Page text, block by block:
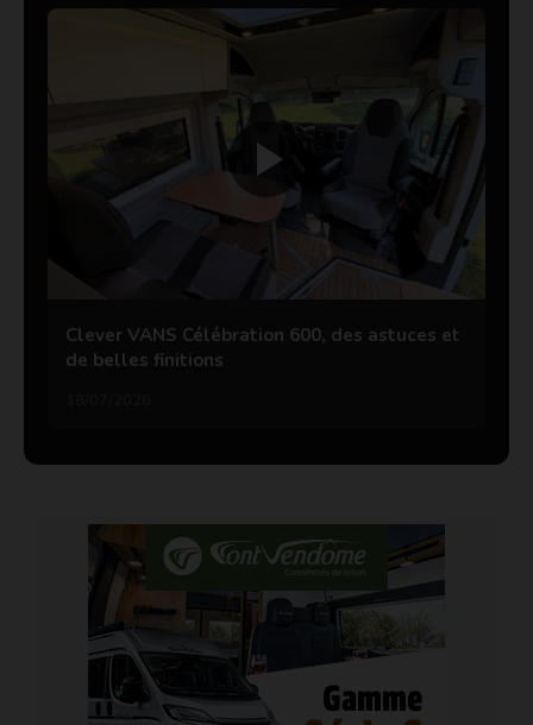
Clever VANS Célébration 600, des astuces et
de belles finitions